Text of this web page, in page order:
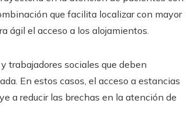
que facilita localizar con mayor
ágil el acceso a los alojamientos.
trabajadores sociales que deben
En estos casos, el acceso a estancias
a reducir las brechas en la atención de